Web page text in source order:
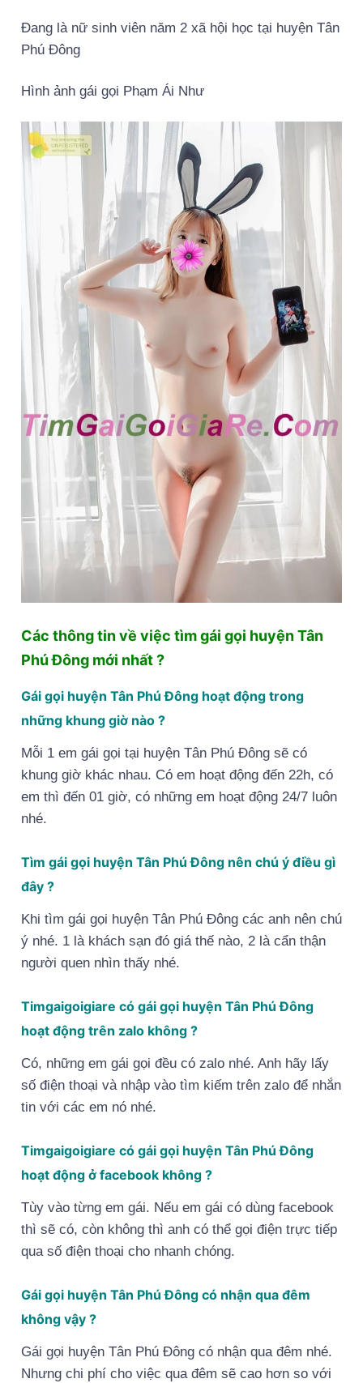
Đang là nữ sinh viên năm 2 xã hội học tại huyện Tân
Phú Đông
Hình ảnh gái gọi Phạm Ái Như
Các thông tin về việc tìm gái gọi huyện Tân
Phú Đông mới nhất ?
Gái gọi huyện Tân Phú Đông hoạt động trong
những khung giờ nào ?
Mỗi 1 em gái gọi tại huyện Tân Phú Đông sẽ có
khung giờ khác nhau. Có em hoạt động đến 22h, có
em thì đến 01 giờ, có những em hoạt động 24/7 luôn
nhé.
Tìm gái gọi huyện Tân Phú Đông nên chú ý điều gì
đây ?
Khi tìm gái gọi huyện Tân Phú Đông các anh nên chú
ý nhé. 1 là khách sạn đó giá thế nào, 2 là cẩn thận
người quen nhìn thấy nhé.
Timgaigoigiare có gái gọi huyện Tân Phú Đông
hoạt động trên zalo không ?
Có, những em gái gọi đều có zalo nhé. Anh hãy lấy
số điện thoại và nhập vào tìm kiếm trên zalo để nhắn
tin với các em nó nhé.
Timgaigoigiare có gái gọi huyện Tân Phú Đông
hoạt động ở facebook không ?
Tùy vào từng em gái. Nếu em gái có dùng facebook
thì sẽ có, còn không thì anh có thể gọi điện trực tiếp
qua số điện thoại cho nhanh chóng.
Gái gọi huyện Tân Phú Đông có nhận qua đêm
không vậy ?
Gái gọi huyện Tân Phú Đông có nhận qua đêm nhé.
Nhưng chi phí cho việc qua đêm sẽ cao hơn so với